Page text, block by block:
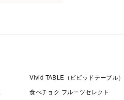
Vivid TABLE（ビビッドテーブル）
食べチョク フルーツセレクト